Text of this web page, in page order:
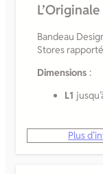
Bandeau
Stores
Dimensions :
L1
Plus